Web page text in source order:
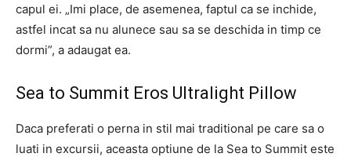
capul ei. „Imi place, de asemenea, faptul ca se inchide,
astfel incat sa nu alunece sau sa se deschida in timp ce
dormi”, a adaugat ea.
Sea to Summit Eros Ultralight Pillow
Daca preferati o perna in stil mai traditional pe care sa o
luati in excursii, aceasta optiune de la Sea to Summit este